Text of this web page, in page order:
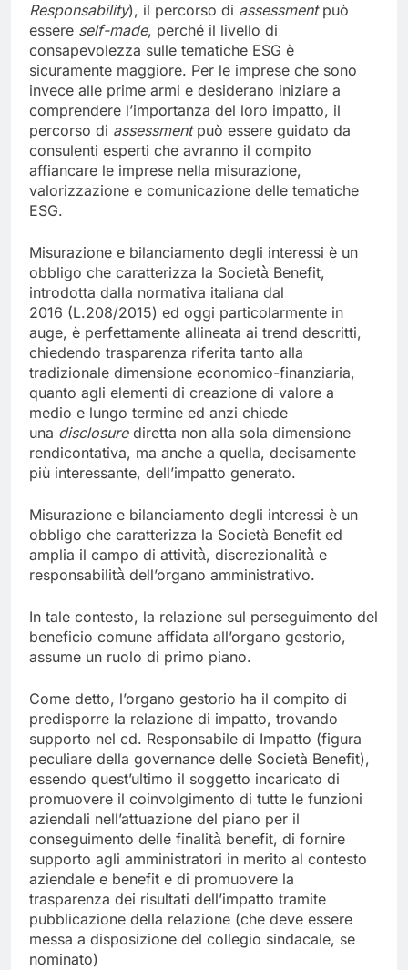
Responsability), il percorso di assessmentpuò
essere self-made, perché il livello di
consapevolezza sulle tematiche ESG è
sicuramente maggiore. Per le imprese che sono
invece alle prime armi e desiderano iniziare a
comprendere l’importanza del loro impatto, il
percorso di assessment può essere guidato da
consulenti esperti che avranno il compito
affiancare le imprese nella misurazione,
valorizzazione e comunicazione delle tematiche
ESG.
Misurazione e bilanciamento degli interessi è un
obbligo che caratterizza la Società̀ Benefit,
introdotta dalla normativa italiana dal
2016 (L.208/2015) ed oggi particolarmente in
auge, è perfettamente allineata ai trend descritti,
chiedendo trasparenza riferita tanto alla
tradizionale dimensione economico-finanziaria,
quanto agli elementi di creazione di valore a
medio e lungo termine ed anzi chiede
una disclosurediretta non alla sola dimensione
rendicontativa, ma anche a quella, decisamente
più interessante, dell’impatto generato.
Misurazione e bilanciamento degli interessi è un
obbligo che caratterizza la Società Benefit ed
amplia il campo di attività̀, discrezionalità̀ e
responsabilità̀ dell’organo amministrativo.
In tale contesto, la relazione sul perseguimento del
beneficio comune affidata all’organo gestorio,
assume un ruolo di primo piano.
Come detto, l’organo gestorio ha il compito di
predisporre la relazione di impatto, trovando
supporto nel cd. Responsabile di Impatto (figura
peculiare della governance delle Società Benefit),
essendo quest’ultimo il soggetto incaricato di
promuovere il coinvolgimento di tutte le funzioni
aziendali nell’attuazione del piano per il
conseguimento delle finalità̀ benefit, di fornire
supporto agli amministratori in merito al contesto
aziendale e benefit e di promuovere la
trasparenza dei risultati dell’impatto tramite
pubblicazione della relazione (che deve essere
messa a disposizione del collegio sindacale, se
nominato)